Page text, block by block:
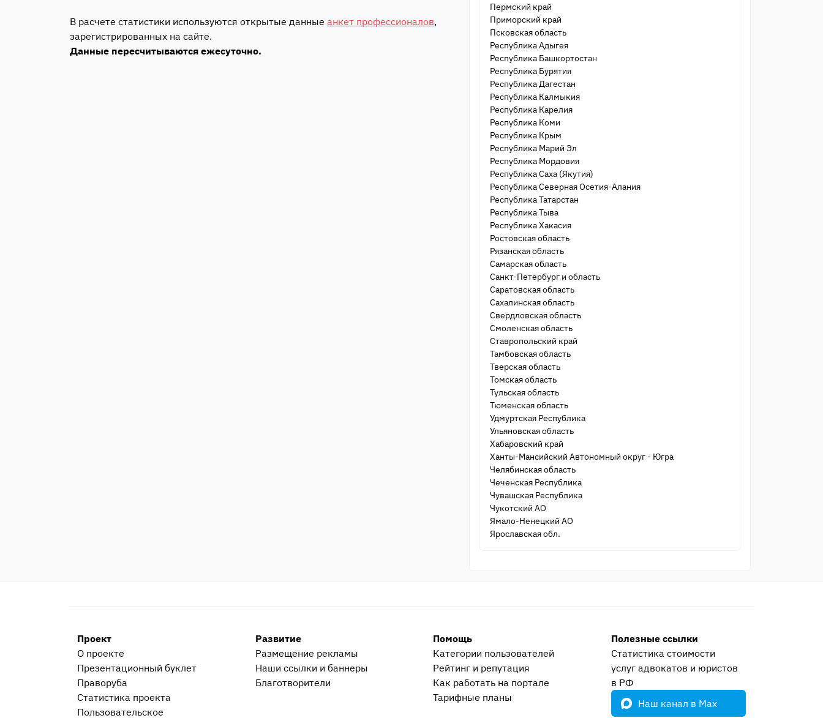
В расчете статистики используются открытые данные анкет профессионалов,
зарегистрированных на сайте.
Данные пересчитываются ежесуточно.
Пермский край
Приморский край
Псковская область
Республика Адыгея
Республика Башкортостан
Республика Бурятия
Республика Дагестан
Республика Калмыкия
Республика Карелия
Республика Коми
Республика Крым
Республика Марий Эл
Республика Мордовия
Республика Саха (Якутия)
Республика Северная Осетия-Алания
Республика Татарстан
Республика Тыва
Республика Хакасия
Ростовская область
Рязанская область
Самарская область
Санкт-Петербург и область
Саратовская область
Сахалинская область
Свердловская область
Смоленская область
Ставропольский край
Тамбовская область
Тверская область
Томская область
Тульская область
Тюменская область
Удмуртская Республика
Ульяновская область
Хабаровский край
Ханты-Мансийский Автономный округ - Югра
Челябинская область
Чеченская Республика
Чувашская Республика
Чукотский АО
Ямало-Ненецкий АО
Ярославская обл.
Проект
О проекте
Презентационный букл​ет
Праворуба
Статистика проекта
Пользовательское
Развитие
Размещение рекламы
Наши ссылки и баннеры
Благотворители
Помощь
Категории пользователей
Рейтинг и репутация
Как работать на портале
Тарифные планы
Полезные ссылки
Статистика стоимости
услуг адвокатов и юристов
в РФ
Наш канал в Max